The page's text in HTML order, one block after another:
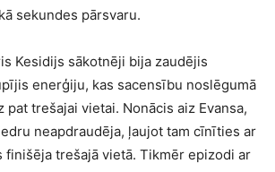
sekundes pārsvaru.
Kesidijs sākotnēji bija zaudējis
enerģiju, kas sacensību noslēgumā
pat trešajai vietai. Nonācis aiz Evansa,
neapdraudēja, ļaujot tam cīnīties ar
finišēja trešajā vietā. Tikmēr epizodi ar